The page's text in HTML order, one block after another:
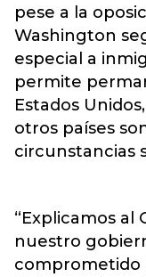
pese a la
Washington
especial a
permite
Estados
otros países
circunstancias
“Explicamos al
nuestro
comprometido